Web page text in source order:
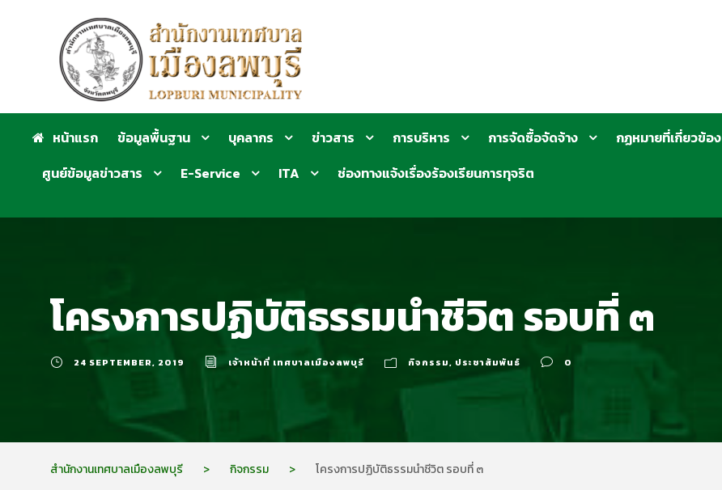
หน้าแรก ข้อมูลพื้นฐาน บุคลากร ข่าวสาร การบริหาร การจัดซื้อจัดจ้าง กฏหมายที่เกี่ยวข้อง
ศูนย์ข้อมูลข่าวสาร
E-Service ITA ช่องทางแจ้งเรื่องร้องเรียนการทุจริต
โครงการปฏิบัติธรรมนำชีวิต รอบที่ ๓
24 SEPTEMBER, 2019 เจ้าหน้าที่ เทศบาลเมืองลพบุรี กิจกรรม, ประชาสัมพันธ์ 0
สำนักงานเทศบาลเมืองลพบุรี > กิจกรรม > โครงการปฏิบัติธรรมนำชีวิต รอบที่ ๓